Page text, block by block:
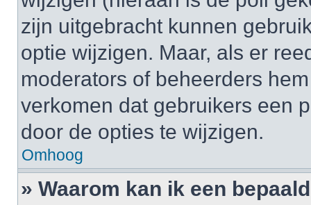
zijn uitgebracht kunnen
optie wijzigen. Maar, als er
moderators of beheerders
verkomen dat gebruikers een
door de opties te wijzigen.
Omhoog
» Waarom kan ik een